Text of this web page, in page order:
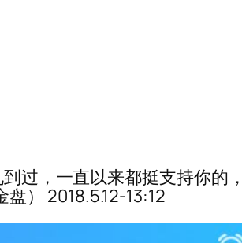
过，一直以来都挺支持你的
盘） 2018.5.12-13:12